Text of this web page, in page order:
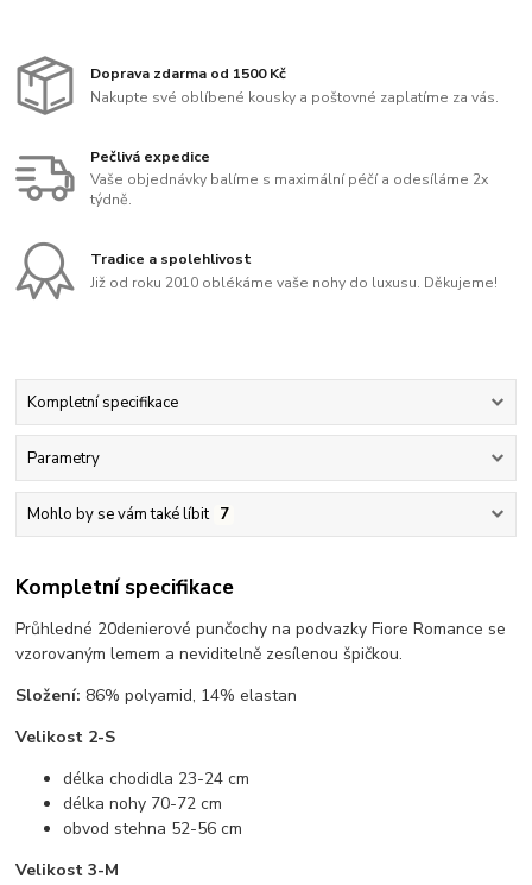
Doprava zdarma od 1500 Kč
Nakupte své oblíbené kousky a poštovné zaplatíme za vás.
Pečlivá expedice
Vaše objednávky balíme s maximální péčí a odesíláme 2x
týdně.
Tradice a spolehlivost
Již od roku 2010 oblékáme vaše nohy do luxusu. Děkujeme!
Kompletní specifikace
Parametry
Mohlo by se vám také líbit 7
Kompletní specifikace
Průhledné 20denierové punčochy na podvazky Fiore Romance se
vzorovaným lemem a neviditelně zesílenou špičkou.
Složení: 86% polyamid, 14% elastan
Velikost 2-S
délka chodidla 23-24 cm
délka nohy 70-72 cm
obvod stehna 52-56 cm
Velikost 3-M